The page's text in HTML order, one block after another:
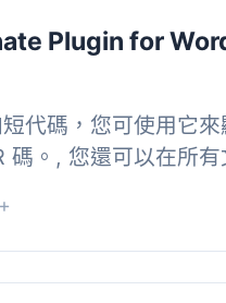
Plugin for
代碼，您可使用它
碼。, 您還可以在所